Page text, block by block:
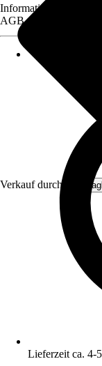
Verkauf durch:
Informationen des
AGB, finden Sie bei
Lieferzeit ca. 4-